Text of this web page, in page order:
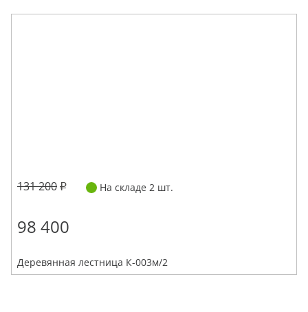
131 200 На складе 2 шт.
98 400
Деревянная лестница К-003м/2